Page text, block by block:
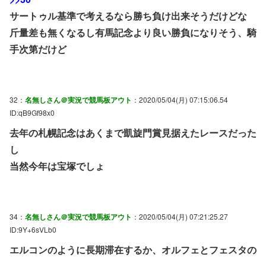
サートゥル基準で考えるなら勝ち負け出来そうだけどな
斤量差も無くなるし有馬記念より良い勝負になりそう、騎
手次第だけど
32： 名無しさん＠実況で競馬板アウト ：2020/05/04(月) 07:15:06.54
ID:qB9Gf98x0
去年の札幌記念はあくまで凱旋門賞見据えたレースだった
し
当然今年は宝塚でしょ
34： 名無しさん＠実況で競馬板アウト ：2020/05/04(月) 07:21:25.27
ID:9Y+6sVLb0
エルコンのように長期滞在するか、オルフェとフェスタの